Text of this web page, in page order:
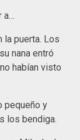
a…
la puerta. Los
nana entró
habían visto
pequeño y
los bendiga.